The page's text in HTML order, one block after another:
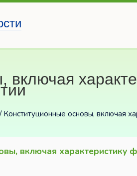
включая
Конституционные основы, включая
включая характеристику